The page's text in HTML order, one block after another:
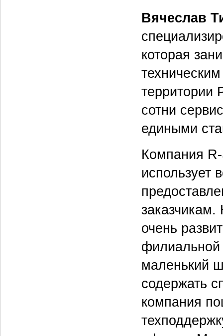
Вячеслав
которая
территории
сотни
едиными
Компания
использует
очень
филиальной
маленький
содержать
компания